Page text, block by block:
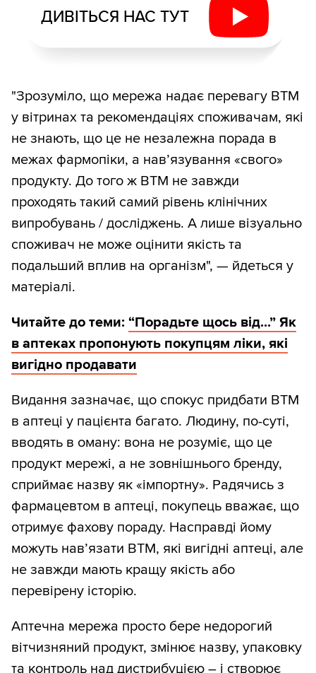
ДИВІТЬСЯ НАС ТУТ
"Зрозуміло, що мережа надає перевагу ВТМ
у вітринах та рекомендаціях споживачам, які
не знають, що це не незалежна порада в
межах фармопіки, а нав’язування «свого»
продукту. До того ж ВТМ не завжди
проходять такий самий рівень клінічних
випробувань / досліджень. А лише візуально
споживач не може оцінити якість та
подальший вплив на організм", — йдеться у
матеріалі.
Читайте до теми: “Порадьте щось від...” Як
в аптеках пропонують покупцям ліки, які
вигідно продавати
Видання зазначає, що спокус придбати ВТМ
в аптеці у пацієнта багато. Людину, по-суті,
вводять в оману: вона не розуміє, що це
продукт мережі, а не зовнішнього бренду,
сприймає назву як «імпортну». Радячись з
фармацевтом в аптеці, покупець вважає, що
отримує фахову пораду. Насправді йому
можуть нав’язати ВТМ, які вигідні аптеці, але
не завжди мають кращу якість або
перевірену історію.
Аптечна мережа просто бере недорогий
вітчизняний продукт, змінює назву, упаковку
та контроль над дистрибуцією – і створює